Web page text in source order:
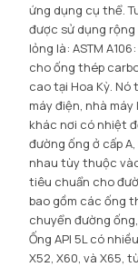
ứng dụng cụ thể.
được sử dụng
lỏng là: ASTM
cho ống thép
cao tại Hoa Kỳ.
máy điện, nhà
khác nơi có nhiệt
đường ống ở cấp
nhau tùy thuộc
tiêu chuẩn cho
bao gồm các ống
chuyển đường
Ống API 5L có
X52, X60, và X65,